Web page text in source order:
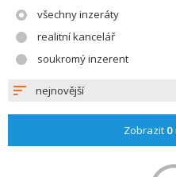
všechny inzeráty
realitní kancelář
soukromý inzerent
nejnovější
Zobrazit 0